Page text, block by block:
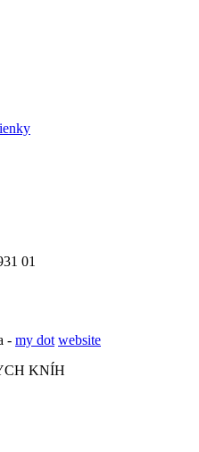
01
- my dot website
KNÍH